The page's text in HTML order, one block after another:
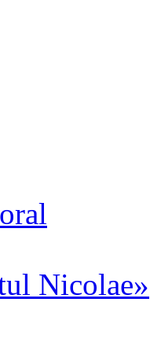
Nicolae»